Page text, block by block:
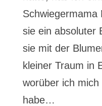
Schwiegermama
sie ein absoluter
sie mit der
kleiner Traum in
worüber ich
habe…